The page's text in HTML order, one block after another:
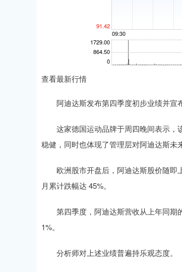
查看最新行情
阿迪达斯发布第四季度初步业绩并宣布
这家德国运动品牌于周四晚间表示，
稳健，同时也体现了管理层对阿迪达斯未
欧洲股市开盘后，阿迪达斯股价随即
月累计跌幅达 45%。
第四季度，阿迪达斯营收从上年同期
1%。
分析师对上述业绩普遍持乐观态度。